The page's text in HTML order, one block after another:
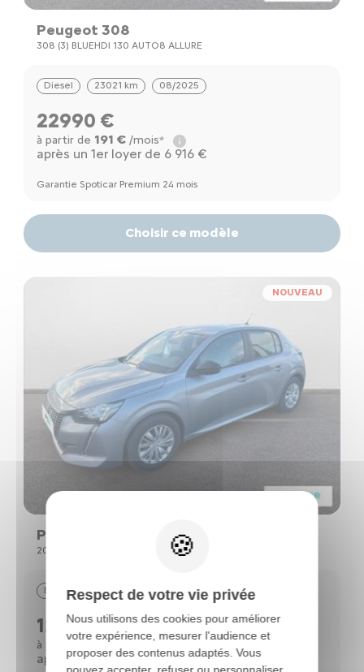
Peugeot 308
308 (3) BLUEHDI 130 AUTO8 ALLURE
Diesel 23021 km 08/2025
22990 €
à partir de 191 €/mois*
après un 1er loyer de 6 916 €
Garantie Spoticar Premium 24 mois
Choisir ce modèle
NOUVEAU
Peugeot 208
208 (2) PURETECH 75 S&S ACTIVE
Essence 29390 km 09/2022
12690 €
à partir de 112 € /mois*
après un 1er loyer de 3 818 €
Respect de votre vie privée
Nous utilisons des cookies pour améliorer
votre expérience, mesurer l'audience et
proposer des contenus adaptés. Vous